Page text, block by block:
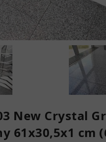
New Crystal
61x30,5x1 cm